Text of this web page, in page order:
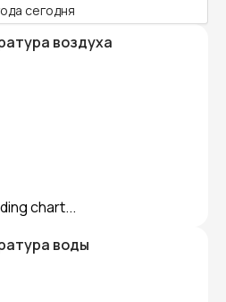
сегодня
воздуха
chart...
воды